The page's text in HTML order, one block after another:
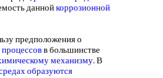
даннойкоррозионной
предположения о
в большинстве
механизму. В
образуются